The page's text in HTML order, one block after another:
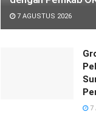
7 AGUSTUS 2026
7